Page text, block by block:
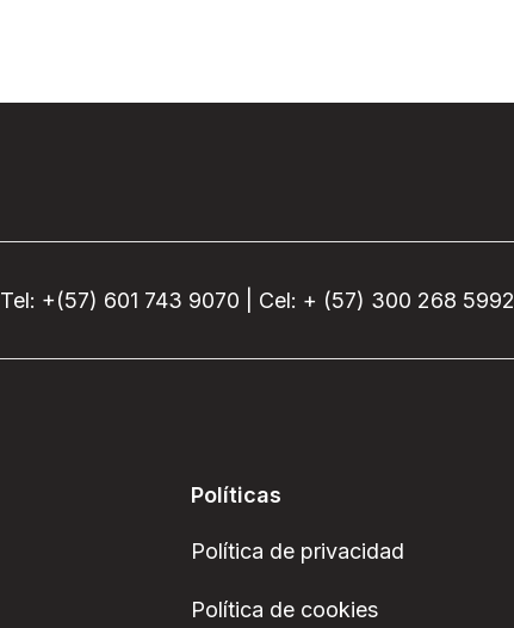
Tel: +(57) 601 743 9070 | Cel: + (57) 300 268 5992
Políticas
Política de privacidad
Política de cookies